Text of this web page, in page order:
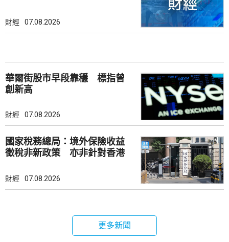
財經 07.08.2026
華爾街股市早段靠穩 標指曾
創新高
財經 07.08.2026
國家稅務總局：境外保險收益
徵稅非新政策 亦非針對香港
財經 07.08.2026
更多新聞